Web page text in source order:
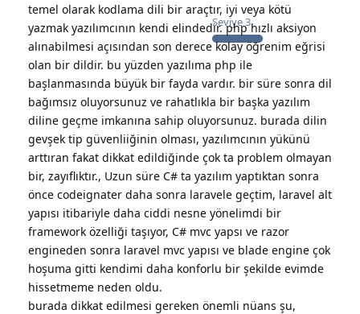
Seviye3
temel olarak kodlama dili bir araçtır, iyi veya kötü
yazmak yazılımcının kendi elindedir. php hızlı aksiyon
alınabilmesi açısından son derece kolay öğrenim eğrisi
olan bir dildir. bu yüzden yazılıma php ile
başlanmasında büyük bir fayda vardır. bir süre sonra dil
bağımsız oluyorsunuz ve rahatlıkla bir başka yazılım
diline geçme imkanına sahip oluyorsunuz. burada dilin
gevşek tip güvenliiğinin olması, yazılımcının yükünü
arttıran fakat dikkat edildiğinde çok ta problem olmayan
bir, zayıflıktır., Uzun süre C# ta yazılım yaptıktan sonra
önce codeignater daha sonra laravele geçtim, laravel alt
yapısı itibariyle daha ciddi nesne yönelimdi bir
framework özelliği taşıyor, C# mvc yapsı ve razor
engineden sonra laravel mvc yapısı ve blade engine çok
hoşuma gitti kendimi daha konforlu bir şekilde evimde
hissetmeme neden oldu.
burada dikkat edilmesi gereken önemli nüans şu,